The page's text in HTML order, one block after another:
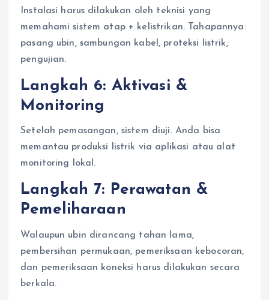
Instalasi harus dilakukan oleh teknisi yang
memahami sistem atap + kelistrikan. Tahapannya:
pasang ubin, sambungan kabel, proteksi listrik,
pengujian.
Langkah 6: Aktivasi &
Monitoring
Setelah pemasangan, sistem diuji. Anda bisa
memantau produksi listrik via aplikasi atau alat
monitoring lokal.
Langkah 7: Perawatan &
Pemeliharaan
Walaupun ubin dirancang tahan lama,
pembersihan permukaan, pemeriksaan kebocoran,
dan pemeriksaan koneksi harus dilakukan secara
berkala.